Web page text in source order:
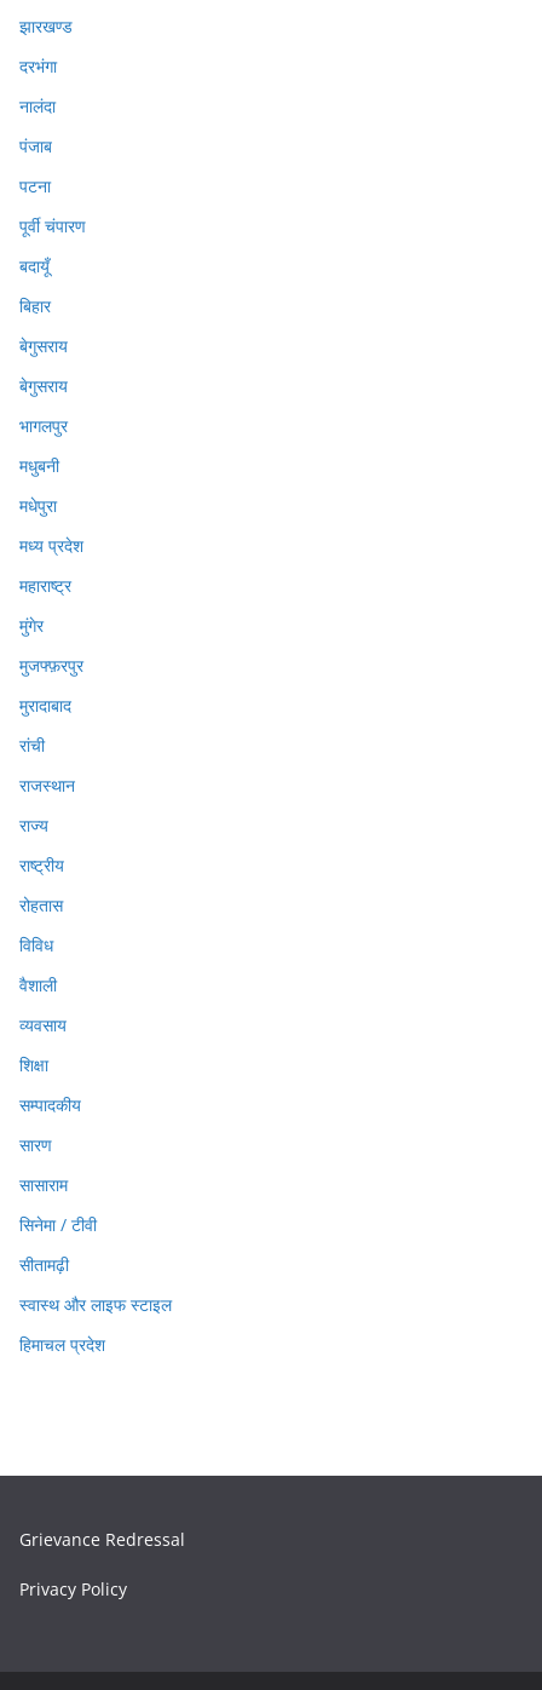
झारखण्ड
दरभंगा
नालंदा
पंजाब
पटना
पूर्वी चंपारण
बदायूँ
बिहार
बेगुसराय
बेगुसराय
भागलपुर
मधुबनी
मधेपुरा
मध्य प्रदेश
महाराष्ट्र
मुंगेर
मुजफ्फ़रपुर
मुरादाबाद
रांची
राजस्थान
राज्य
राष्ट्रीय
रोहतास
विविध
वैशाली
व्यवसाय
शिक्षा
सम्पादकीय
सारण
सासाराम
सिनेमा / टीवी
सीतामढ़ी
स्वास्थ और लाइफ स्टाइल
हिमाचल प्रदेश
Grievance Redressal
Privacy Policy